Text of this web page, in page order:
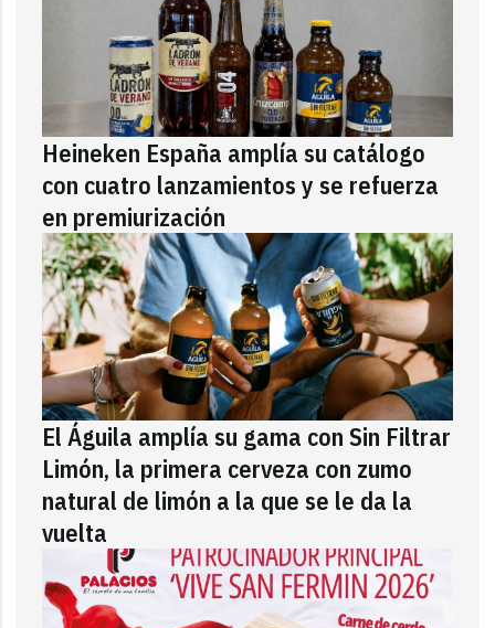
Heineken España amplía su catálogo
con cuatro lanzamientos y se refuerza
en premiurización
El Águila amplía su gama con Sin Filtrar
Limón, la primera cerveza con zumo
natural de limón a la que se le da la
vuelta